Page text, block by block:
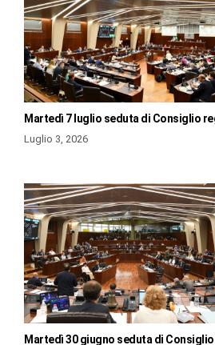
Martedì 7 luglio seduta di Consiglio
Luglio 3, 2026
Martedì 30 giugno seduta di